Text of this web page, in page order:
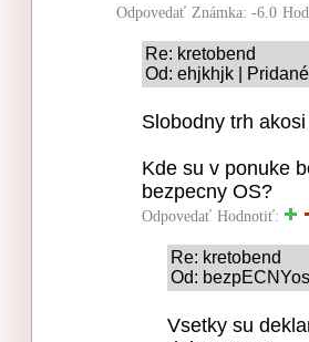
Odpovedať Známka: -6.0
Re: kretobend
Od: ehjkhjk |
Slobodny trh
Kde su v ponuke
bezpecny OS?
Odpovedať Hodnotiť:
Re: kretobend
Od:
Vsetky su